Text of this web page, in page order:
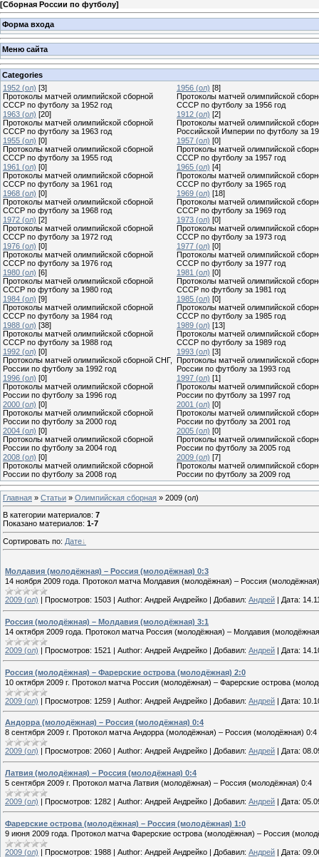
[Сборная России по футболу]
Форма входа
Меню сайта
Categories
1952 (ол) [3]
Протоколы матчей олимпийской сборной
СССР по футболу за 1952 год
1956 (ол) [8]
Протоколы матчей олимпийской
СССР по футболу за 1956 год
1963 (ол) [20]
Протоколы матчей олимпийской сборной
СССР по футболу за 1963 год
1912 (ол) [2]
Протоколы матчей олимпийской
Российской Империи по футболу за
1955 (ол) [0]
Протоколы матчей олимпийской сборной
СССР по футболу за 1955 год
1957 (ол) [0]
Протоколы матчей олимпийской
СССР по футболу за 1957 год
1961 (ол) [0]
Протоколы матчей олимпийской сборной
СССР по футболу за 1961 год
1965 (ол) [4]
Протоколы матчей олимпийской
СССР по футболу за 1965 год
1968 (ол) [0]
Протоколы матчей олимпийской сборной
СССР по футболу за 1968 год
1969 (ол) [18]
Протоколы матчей олимпийской
СССР по футболу за 1969 год
1972 (ол) [2]
Протоколы матчей олимпийской сборной
СССР по футболу за 1972 год
1973 (ол) [0]
Протоколы матчей олимпийской
СССР по футболу за 1973 год
1976 (ол) [0]
Протоколы матчей олимпийской сборной
СССР по футболу за 1976 год
1977 (ол) [0]
Протоколы матчей олимпийской
СССР по футболу за 1977 год
1980 (ол) [6]
Протоколы матчей олимпийской сборной
СССР по футболу за 1980 год
1981 (ол) [0]
Протоколы матчей олимпийской
СССР по футболу за 1981 год
1984 (ол) [9]
Протоколы матчей олимпийской сборной
СССР по футболу за 1984 год
1985 (ол) [0]
Протоколы матчей олимпийской
СССР по футболу за 1985 год
1988 (ол) [38]
Протоколы матчей олимпийской сборной
СССР по футболу за 1988 год
1989 (ол) [13]
Протоколы матчей олимпийской
СССР по футболу за 1989 год
1992 (ол) [0]
Протоколы матчей олимпийской сборной СНГ,
России по футболу за 1992 год
1993 (ол) [3]
Протоколы матчей олимпийской
России по футболу за 1993 год
1996 (ол) [0]
Протоколы матчей олимпийской сборной
России по футболу за 1996 год
1997 (ол) [1]
Протоколы матчей олимпийской
России по футболу за 1997 год
2000 (ол) [0]
Протоколы матчей олимпийской сборной
России по футболу за 2000 год
2001 (ол) [0]
Протоколы матчей олимпийской
России по футболу за 2001 год
2004 (ол) [0]
Протоколы матчей олимпийской сборной
России по футболу за 2004 год
2005 (ол) [0]
Протоколы матчей олимпийской
России по футболу за 2005 год
2008 (ол) [0]
Протоколы матчей олимпийской сборной
России по футболу за 2008 год
2009 (ол) [7]
Протоколы матчей олимпийской
России по футболу за 2009 год
Главная » Статьи » Олимпийская сборная » 2009 (ол)
В категории материалов: 7
Показано материалов: 1-7
Сортировать по: Дате
Молдавия (молодёжная) – Россия (молодёжная) 0:3
14 ноября 2009 года. Протокол матча Молдавия (молодёжная) – Россия
2009 (ол) Просмотров: 1503 Author: Андрей Андрейко Добавил: Андрей Дата:
Россия (молодёжная) – Молдавия (молодёжная) 3:1
14 октября 2009 года. Протокол матча Россия (молодёжная) – Молдавия
2009 (ол) | Просмотров: 1521 | Author: Андрей Андрейко | Добавил: Андрей | Дата:
Россия (молодёжная) – Фарерские острова (молодёжная) 2:0
10 октября 2009 г. Протокол матча Россия (молодёжная) – Фарерские острова
2009 (ол) | Просмотров: 1259 | Author: Андрей Андрейко | Добавил: Андрей | Дата:
Андорра (молодёжная) – Россия (молодёжная) 0:4
8 сентября 2009 г. Протокол матча Андорра (молодёжная) – Россия (молодёжная) 0:4
2009 (ол) Просмотров: 2060 Author: Андрей Андрейко Добавил: Андрей Дата:
Латвия (молодёжная) – Россия (молодёжная) 0:4
5 сентября 2009 г. Протокол матча Латвия (молодёжная) – Россия (молодёжная) 0:4
2009 (ол) | Просмотров: 1282 | Author: Андрей Андрейко | Добавил: Андрей | Дата:
Фарерские острова (молодёжная) – Россия (молодёжная) 1:0
9 июня 2009 года. Протокол матча Фарерские острова (молодёжная) – Россия
2009 (ол) | Просмотров: 1988 | Author: Андрей Андрейко | Добавил: Андрей | Дата: